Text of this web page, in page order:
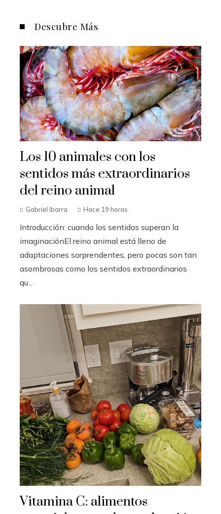
Descubre Más
Los 10 animales con los
sentidos más extraordinarios
del reino animal
Gabriel Ibarra Hace 19 horas
Introducción: cuando los sentidos superan la
imaginaciónEl reino animal está lleno de
adaptaciones sorprendentes, pero pocas son tan
asombrosas como los sentidos extraordinarios
qu...
Vitamina C: alimentos